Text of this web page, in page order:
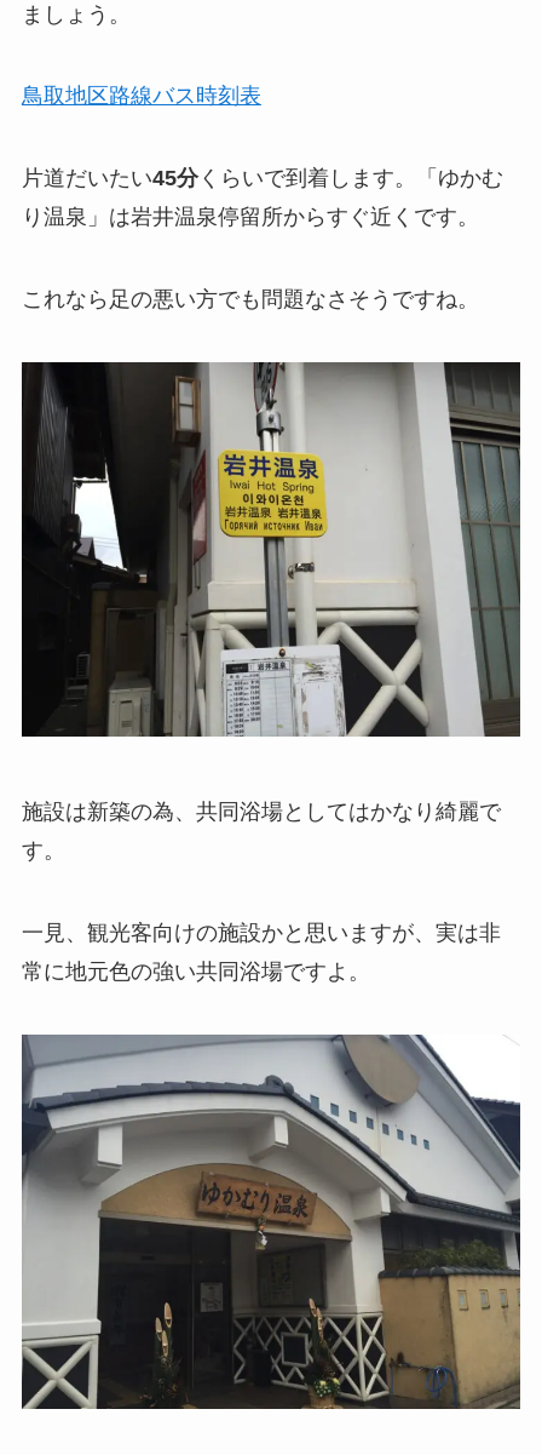
ましょう。
鳥取地区路線バス時刻表
片道だいたい45分くらいで到着します。「ゆかむ
り温泉」は岩井温泉停留所からすぐ近くです。
これなら足の悪い方でも問題なさそうですね。
施設は新築の為、共同浴場としてはかなり綺麗で
す。
一見、観光客向けの施設かと思いますが、実は非
常に地元色の強い共同浴場ですよ。